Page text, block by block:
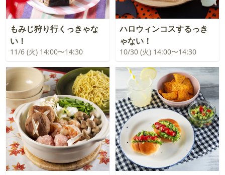
もみじ狩り行くっきゃな
い！
11/6 (火) 14:00〜14:30
ハロウィンコスするっき
ゃない！
10/30 (火) 14:00〜14:30